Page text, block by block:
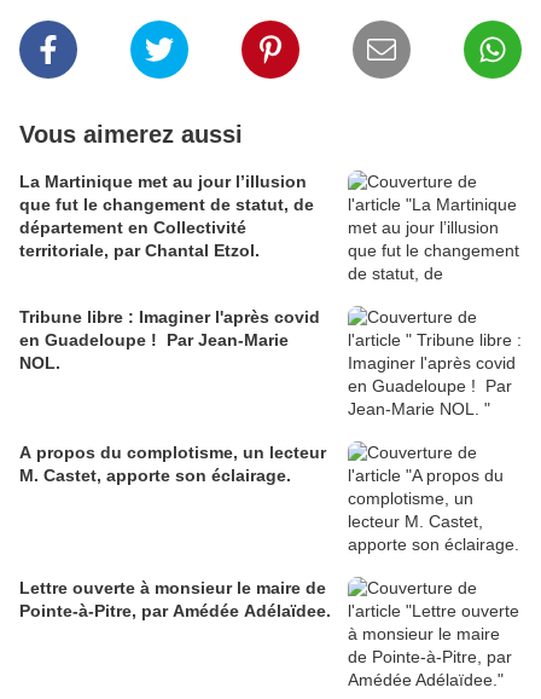
Vous aimerez aussi
La Martinique met au jour l’illusion
que fut le changement de statut, de
département en Collectivité
territoriale, par Chantal Etzol.
Tribune libre : Imaginer l'après covid
en Guadeloupe ! Par Jean-Marie
NOL.
A propos du complotisme, un lecteur
M. Castet, apporte son éclairage.
Lettre ouverte à monsieur le maire de
Pointe-à-Pitre, par Amédée Adélaïdee.